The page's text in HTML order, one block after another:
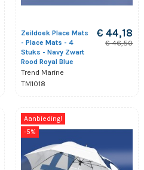
Zeildoek Place Mats
- Place Mats - 4
Stuks - Navy Zwart
Rood Royal Blue
Trend Marine
TM1018
€ 44,18
€ 46,50
Aanbieding!
-5%